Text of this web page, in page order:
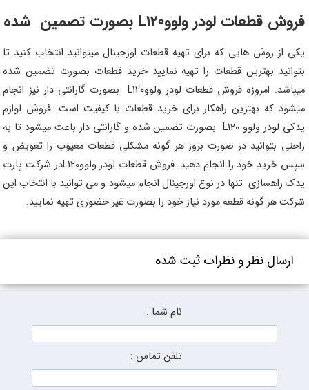
فروش قطعات لودر ولووL120 بصورت تصمین شده
یکی از روش هایی که برای تهیه قطعات اورجینال میتوانید انتخاب کنید تا
بتوانید بهترین قطعات را تهیه نمایید خرید قطعات بصورت تضمین شده
میباشد. امروزه فروش قطعات لودر ولووL120 بصورت گارانتی دار نیز انجام
میشود که بهترین راهکار برای خرید قطعات با کیفیت است. فروش لوازم
یدکی لودر ولوو L120 بصورت تضمین شده و گارانتی دار باعث میشود تا به
راحتی بتوانید در صورت بروز هر گونه مشکلی قطعات معیوب را تعویض و
سپس خرید خود را انجام دهید. فروش قطعات لودر ولووL120در شرکت پارت
یدک راهسازی تنها در نوع اورجینال انجام میشود و می توانید با انتخاب این
شرکت هر گونه قطعه مورد نیاز خود را بصورت غیر حضوری تهیه نمایید.
ارسال نظر و نظرات ثبت شده
نام شما :
تلفن تماس :